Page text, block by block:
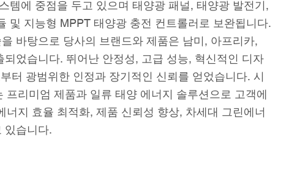
템에 중점을 두고 있으며 태양광 패널, 태양광 발전기,
및 지능형 MPPT 태양광 충전 컨트롤러로 보완됩니다.
바탕으로 당사의 브랜드와 제품은 남미, 아프리카,
었습니다. 뛰어난 안정성, 고급 성능, 혁신적인 디자
터 광범위한 인정과 장기적인 신뢰를 얻었습니다. 시
리미엄 제품과 일류 태양 에너지 솔루션으로 고객에
지 효율 최적화, 제품 신뢰성 향상, 차세대 그린에너
있습니다.